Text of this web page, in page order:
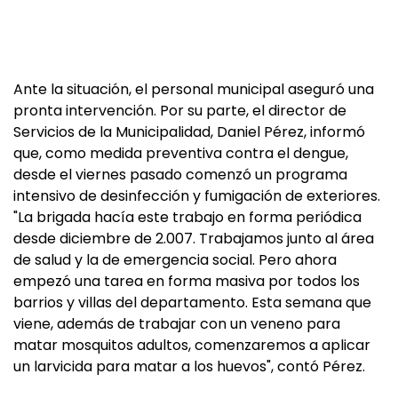
Ante la situación, el personal municipal aseguró una
pronta intervención. Por su parte, el director de
Servicios de la Municipalidad, Daniel Pérez, informó
que, como medida preventiva contra el dengue,
desde el viernes pasado comenzó un programa
intensivo de desinfección y fumigación de exteriores.
"La brigada hacía este trabajo en forma periódica
desde diciembre de 2.007. Trabajamos junto al área
de salud y la de emergencia social. Pero ahora
empezó una tarea en forma masiva por todos los
barrios y villas del departamento. Esta semana que
viene, además de trabajar con un veneno para
matar mosquitos adultos, comenzaremos a aplicar
un larvicida para matar a los huevos", contó Pérez.